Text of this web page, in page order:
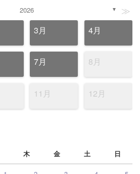
2026 ▼ ≫
3月 4月
7月 8月
11月 12月
木 金 土 日